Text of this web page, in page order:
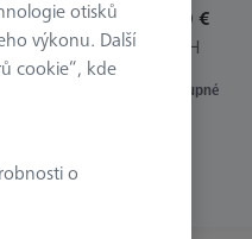
254,10 €
bez DPH
Dostupné
otisků
výkonu. Další
cookie“, kde
o